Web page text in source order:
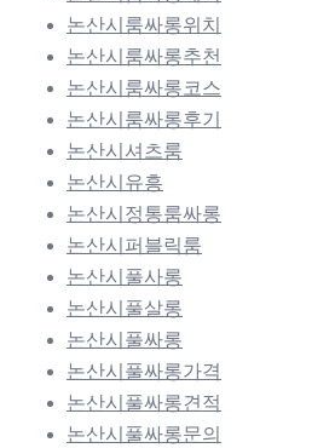
논산시룸싸롱위치
논산시룸싸롱추천
논산시룸싸롱코스
논산시룸싸롱후기
논산시셔츠룸
논산시유흥
논산시정통룸싸롱
논산시퍼블릭룸
논산시풀사롱
논산시풀살롱
논산시풀싸롱
논산시풀싸롱가격
논산시풀싸롱견적
논산시풀싸롱문의